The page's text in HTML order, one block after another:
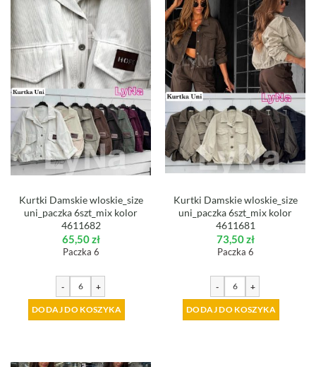
Kurtki Damskie wloskie_size
uni_paczka 6szt_mix kolor
4611682
65,50zł
Paczka 6
- +
DODAJ DO KOSZYKA
Kurtki Damskie wloskie_size
uni_paczka 6szt_mix kolor
4611681
73,50zł
Paczka 6
- +
DODAJ DO KOSZYKA